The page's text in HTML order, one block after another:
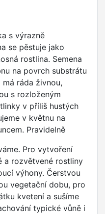
s výrazně
se pěstuje jako
rostlina. Semena
na povrch substrátu
má ráda živnou,
s rozloženým
v příliš hustých
v květnu na
Pravidelně
Pro vytvoření
a rozvětvené rostliny
výhony. Čerstvou
vegetační dobu, pro
kvetení a sušíme
typické vůně i